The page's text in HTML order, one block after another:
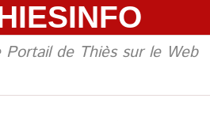
Portail de Thiès sur le Web